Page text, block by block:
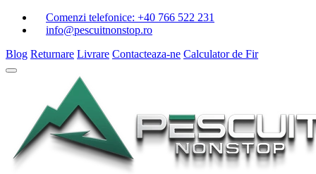
Comenzi telefonice: +40 766 522 231
info@pescuitnonstop.ro
Blog Returnare Livrare Contacteaza-ne Calculator de Fir